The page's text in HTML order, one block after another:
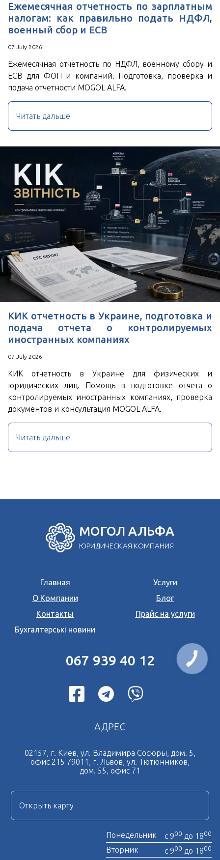
Ежемесячная отчетность по зарплатным
налогам: как правильно подать НДФЛ,
военный сбор и ЕСВ
07 July 2026
Ежемесячная отчетность по НДФЛ, военному сбору и
ЕСВ для ФОП и компаний. Подготовка, проверка и
подача отчетности MOGOL ALFA.
Читать дальше
КИК отчетность в Украине, подготовка и
подача отчета о контролируемых
иностранных компаниях
07 July 2026
КИК отчетность в Украине для физических и
юридических лиц. Помощь в подготовке отчета о
контролируемых иностранных компаниях, проверка
документов и консультация MOGOL ALFA.
Читать дальше
МОГОЛ АЛЬФА
ЮРИДИЧЕСКАЯ КОМПАНИЯ
Главная
Услуги
О Компании
Блог
Контакты
Прайс на услуги
Бухгалтерські новини
067 939 40 12
АДРЕС
02157, г. Киев, ул. Владимира Сосюры, дом. 5,
офис 215 79011, г. Львов, ул. Тютюнников,
дом. 55, офис 71
Открыть карту
Понедельник с 900 до 1800
Вторник с 900 до 1800